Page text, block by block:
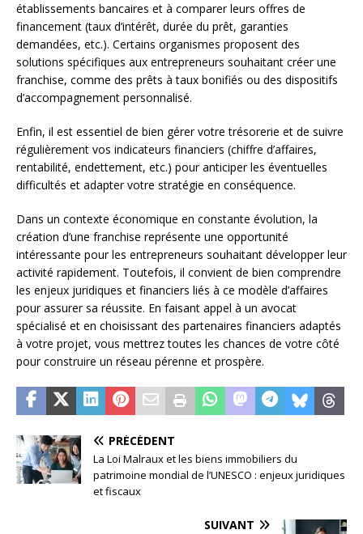
établissements bancaires et à comparer leurs offres de
financement (taux d’intérêt, durée du prêt, garanties
demandées, etc.). Certains organismes proposent des
solutions spécifiques aux entrepreneurs souhaitant créer une
franchise, comme des prêts à taux bonifiés ou des dispositifs
d’accompagnement personnalisé.
Enfin, il est essentiel de bien gérer votre trésorerie et de suivre
régulièrement vos indicateurs financiers (chiffre d’affaires,
rentabilité, endettement, etc.) pour anticiper les éventuelles
difficultés et adapter votre stratégie en conséquence.
Dans un contexte économique en constante évolution, la
création d’une franchise représente une opportunité
intéressante pour les entrepreneurs souhaitant développer leur
activité rapidement. Toutefois, il convient de bien comprendre
les enjeux juridiques et financiers liés à ce modèle d’affaires
pour assurer sa réussite. En faisant appel à un avocat
spécialisé et en choisissant des partenaires financiers adaptés
à votre projet, vous mettrez toutes les chances de votre côté
pour construire un réseau pérenne et prospère.
PRÉCÉDENT
La Loi Malraux et les biens immobiliers du
patrimoine mondial de l’UNESCO : enjeux juridiques
et fiscaux
SUIVANT